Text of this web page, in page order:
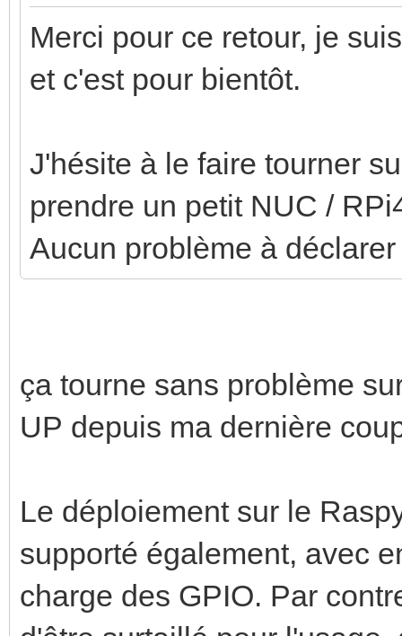
Merci pour ce retour, je
et c'est pour bientôt.
J'hésite à le faire tourner
prendre un petit NUC /
Aucun problème à déclarer
ça tourne sans problème
UP depuis ma dernière
Le déploiement sur le
supporté également, avec
charge des GPIO. Par